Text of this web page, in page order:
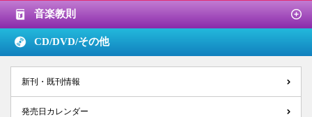
音楽教則
CD/DVD/その他
新刊・既刊情報
発売日カレンダー